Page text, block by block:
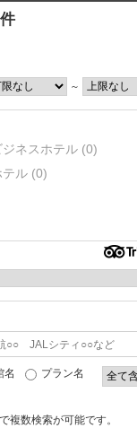
～
ネスホテル (0)
テル (0)
名
プラン名
複数検索が可能です。